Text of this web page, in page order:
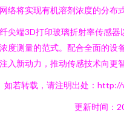
络将实现有机溶剂浓度的分布
尖端3D打印玻璃折射率传感
度测量的范式。配合全面的设
入新动力，推动传感技术向更
如若转载，请注明出处：
更新时间：